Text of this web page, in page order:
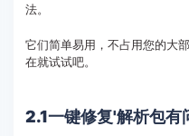
法。
它们简单易用，不占用您的大
在就试试吧。
2.1一键修复'解析包有